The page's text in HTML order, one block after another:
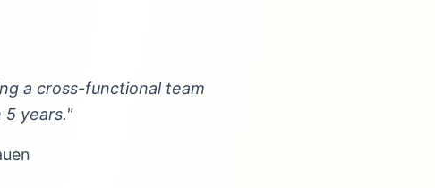
a cross-functional team
years."